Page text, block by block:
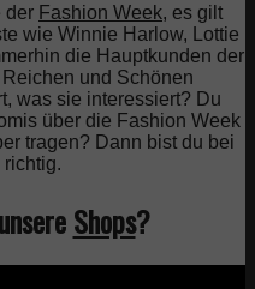
der Fashion Week, es gilt
wie Winnie Harlow, Lottie
die Hauptkunden der
und Schönen
was sie interessiert? Du
über die Fashion Week
tragen? Dann bist du bei
richtig.
Shops?